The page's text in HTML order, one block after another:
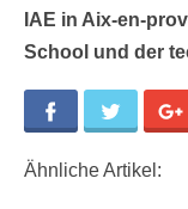
IAE in Aix-en-
School und der
Facebook Twitter
Ähnliche Artikel: